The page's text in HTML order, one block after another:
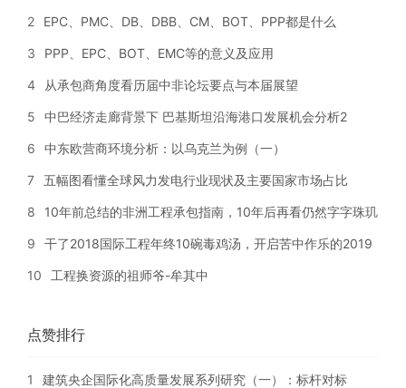
2 EPC、PMC、DB、DBB、CM、BOT、PPP都是什么
3 PPP、EPC、BOT、EMC等的意义及应用
4 从承包商角度看历届中非论坛要点与本届展望
5 中巴经济走廊背景下 巴基斯坦沿海港口发展机会分析2
6 中东欧营商环境分析：以乌克兰为例（一）
7 五幅图看懂全球风力发电行业现状及主要国家市场占比
8 10年前总结的非洲工程承包指南，10年后再看仍然字字珠玑
9 干了2018国际工程年终10碗毒鸡汤，开启苦中作乐的2019
10 工程换资源的祖师爷-牟其中
点赞排行
1 建筑央企国际化高质量发展系列研究（一）：标杆对标